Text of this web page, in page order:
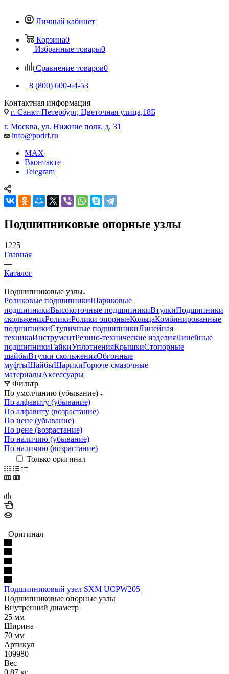
Личный кабинет
Корзина0
Избранные товары0
Сравнение товаров0
8 (800) 600-64-53
Контактная информация
г. Санкт-Петербург, Цветочная улица,18Б
г. Москва, ул. Нижние поля, д. 31
info@podrf.ru
MAX
Вконтакте
Telegram
Подшипниковые опорные узлы
1225
Главная
—
Каталог
—
Подшипниковые узлы
Роликовые подшипникиШариковые
подшипникиВысокоточные подшипникиВтулкиПодшипники
скольженияРоликиРолики опорныеКольцаКомбинированные
подшипникиСтупичные подшипникиЛинейная
техникаИнструментРезино-технические изделияЛинейные
подшипникиГайкиУплотненияКрышкиСтопорные
шайбыВтулки скольженияОбгонные
муфтыШайбыШарикиГорюче-смазочные
материалыАксессуары
Фильтр
По умолчанию (убывание)
По алфавиту (убывание)
По алфавиту (возрастание)
По цене (убывание)
По цене (возрастание)
По наличию (убывание)
По наличию (возрастание)
Только оригинал
Оригинал
Подшипниковый узел SXM UCPW205
Подшипниковые опорные узлы
Внутренний диаметр
25 мм
Ширина
70 мм
Артикул
109980
Вес
0.87 кг